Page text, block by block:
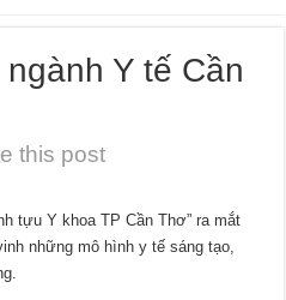
Y tế Cần
this post
tựu Y khoa TP Cần Thơ” ra mắt
những mô hình y tế sáng tạo,